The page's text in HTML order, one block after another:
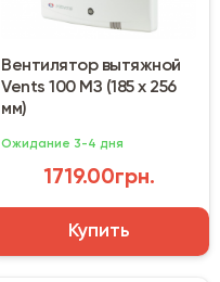
Вентилятор вытяжной
Vents 100 МЗ (185 х 256
мм)
Ожидание 3-4 дня
1719.00грн.
Купить